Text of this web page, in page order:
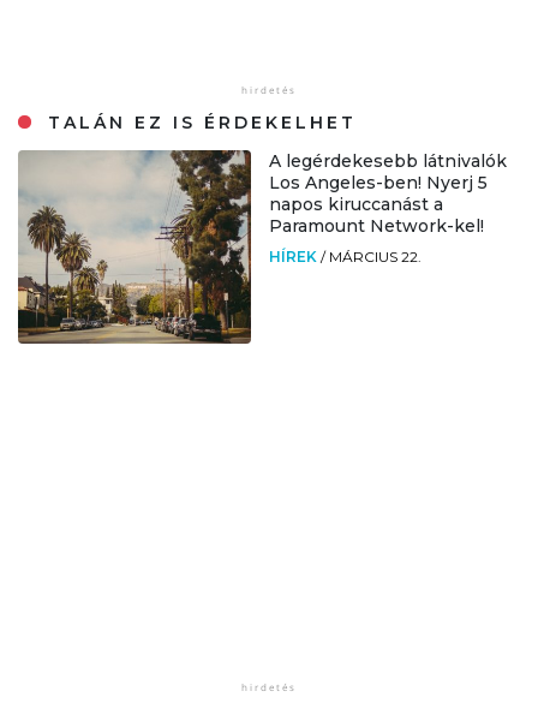
TALÁN EZ IS ÉRDEKELHET
A legérdekesebb látnivalók
Los Angeles-ben! Nyerj 5
napos kiruccanást a
Paramount Network-kel!
HÍREK / MÁRCIUS 22.